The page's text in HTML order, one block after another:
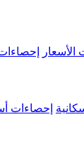
الأسعار
إحصاءات